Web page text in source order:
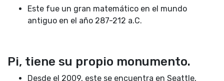
Este fue un gran matemático en el mundo
antiguo en el año 287-212 a.C.
Pi, tiene su propio monumento.
Desde el 2009, este se encuentra en Seattle,